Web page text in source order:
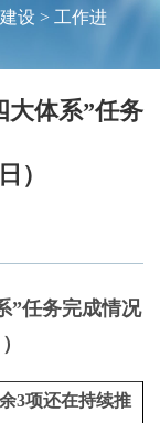
设 > 工作进
大体系”任务
）
”任务完成情况
余3项还在持续推